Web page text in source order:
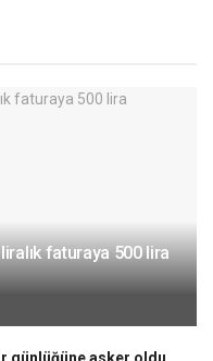
faturaya 500 lira